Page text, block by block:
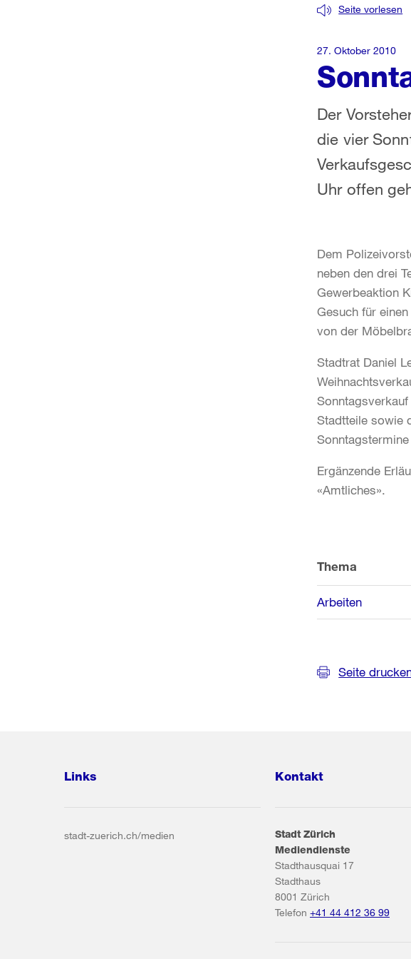
Seite vorlesen
Der
die vier
Uhr offen
27. Oktober 2010
Dem
neben den drei
Gewerbeaktion
Gesuch für
von der
Stadtrat Daniel
Stadtteile sowie
Ergänzende
«Amtliches».
Thema
Arbeiten
Seite
Links
stadt-zuerich.ch/medien
Kontakt
Stadt Zürich
Mediendienste
Stadthausquai 17
Stadthaus
8001 Zürich
Telefon +41 44 412 36 99